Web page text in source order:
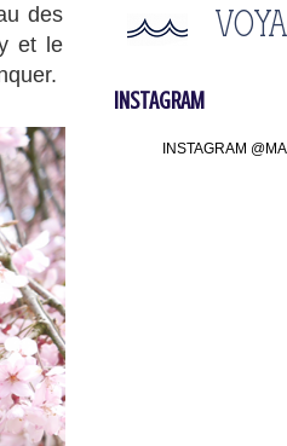
des
et le
INSTAGRAM
INSTAGRAM